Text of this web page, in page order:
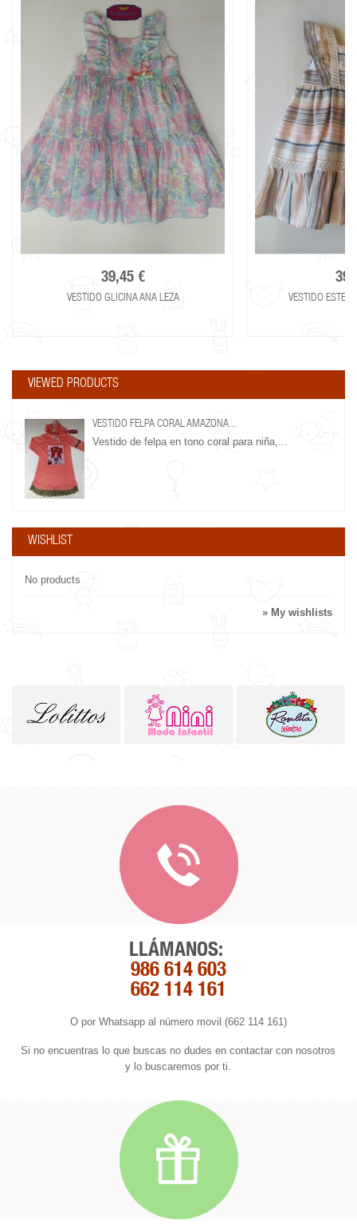
39,45 €
VESTIDO GLICINA ANA LEZA VESTIDO
VIEWED PRODUCTS
VESTIDO FELPA CORAL AMAZONA...
Vestido de felpa en tono coral para niña,...
WISHLIST
No products
» My wishlists
LLÁMANOS:
986 614 603
662 114 161
O por Whatsapp al número movil (662 114 161)
Si no encuentras lo que buscas no dudes en contactar con nosotros
y lo buscaremos por ti.